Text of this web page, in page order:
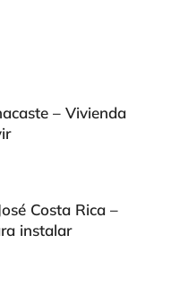
– Vivienda
Costa Rica –
instalar